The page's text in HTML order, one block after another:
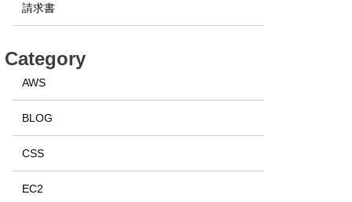
請求書
Category
AWS
BLOG
CSS
EC2